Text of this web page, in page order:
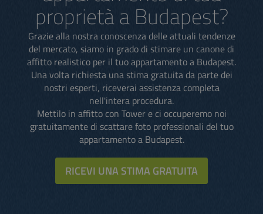
proprietà a Budapest?
Grazie alla nostra conoscenza delle attuali tendenze
del mercato, siamo in grado di stimare un canone di
affitto realistico per il tuo appartamento a Budapest.
Una volta richiesta una stima gratuita da parte dei
nostri esperti, riceverai assistenza completa
nell'intera procedura.
Mettilo in affitto con Tower e ci occuperemo noi
gratuitamente di scattare foto professionali del tuo
appartamento a Budapest.
RICEVI UNA STIMA GRATUITA